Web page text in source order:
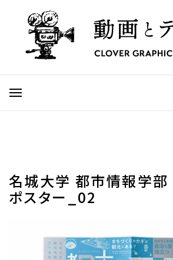
名城大学 都市情報学
ポスター_02